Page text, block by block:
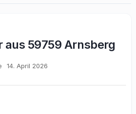
aus 59759 Arnsberg
14. April 2026